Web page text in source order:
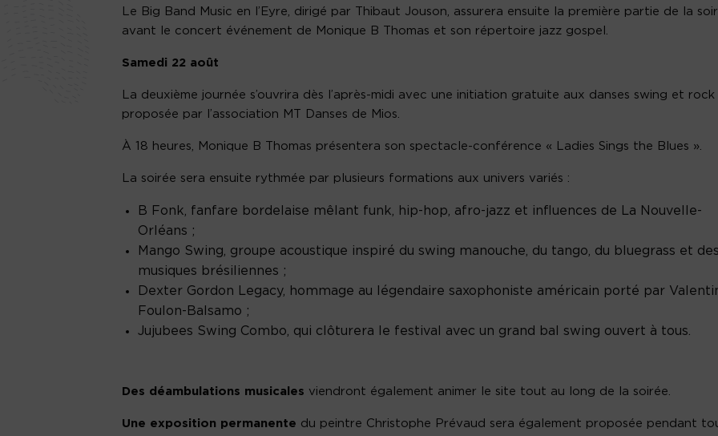
Le Big Band Music en l’Eyre, dirigé par Thibaut Jouson, assurera ensuite la première partie de la
avant le concert événement de Monique B Thomas et son répertoire jazz gospel.
Samedi 22 août
La deuxième journée s’ouvrira dès l’après-midi avec une initiation gratuite aux danses swing et rock
proposée par l’association MT Danses de Mios.
À 18 heures, Monique B Thomas présentera son spectacle-conférence « Ladies Sings the Blues ».
La soirée sera ensuite rythmée par plusieurs formations aux univers variés :
B Fonk, fanfare bordelaise mêlant funk, hip-hop, afro-jazz et influences de La Nouvelle-
Orléans ;
Mango Swing, groupe acoustique inspiré du swing manouche, du tango, du bluegrass et
musiques brésiliennes ;
Dexter Gordon Legacy, hommage au légendaire saxophoniste américain porté par
Foulon-Balsamo ;
Jujubees Swing Combo, qui clôturera le festival avec un grand bal swing ouvert à tous.
Des déambulations musicales viendront également animer le site tout au long de la soirée.
Une exposition permanente du peintre Christophe Prévaud sera également proposée pendant